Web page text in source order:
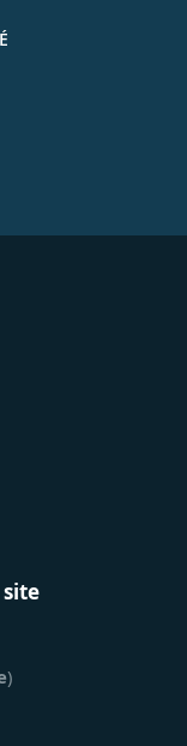
site
)